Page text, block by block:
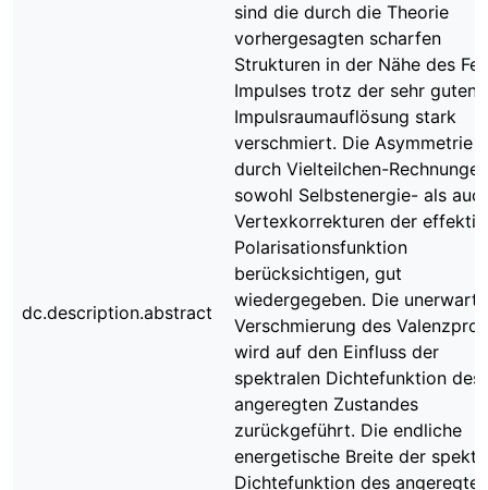
dc.description.abstract
sind die durch die Theorie
vorhergesagten scharfen
Strukturen in der Nähe des
Impulses trotz der sehr guten
Impulsraumauflösung stark
verschmiert. Die Asymmetrie
durch Vielteilchen-
sowohl Selbstenergie- als
Vertexkorrekturen der
Polarisationsfunktion
berücksichtigen, gut
wiedergegeben. Die
Verschmierung des
wird auf den Einfluss der
spektralen Dichtefunktion des
angeregten Zustandes
zurückgeführt. Die endliche
energetische Breite der
Dichtefunktion des angeregten